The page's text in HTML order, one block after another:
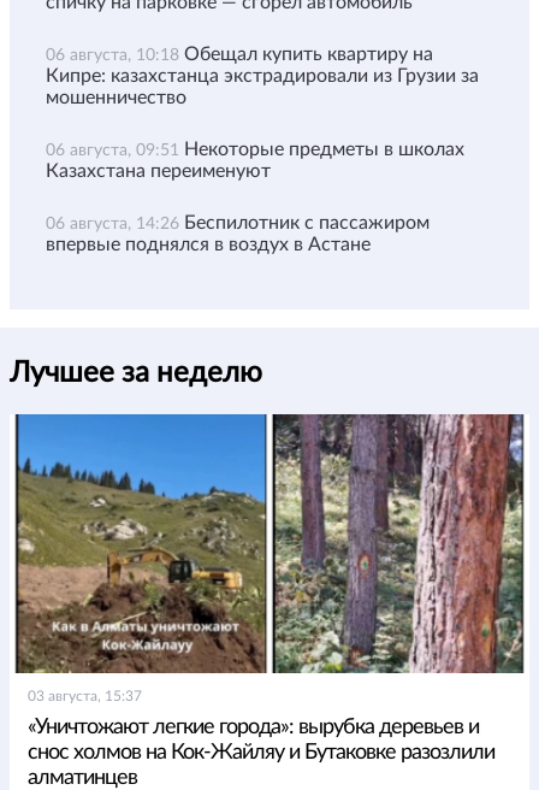
06 августа, 10:18 Обещал купить квартиру на
Кипре: казахстанца экстрадировали из Грузии за
мошенничество
06 августа, 09:51
Некоторые предметы в школах
Казахстана переименуют
06 августа, 14:26 Беспилотник с пассажиром
впервые поднялся в воздух в Астане
Лучшее за неделю
03 августа, 15:37
«Уничтожают легкие города»: вырубка деревьев и
снос холмов на Кок-Жайляу и Бутаковке разозлили
алматинцев